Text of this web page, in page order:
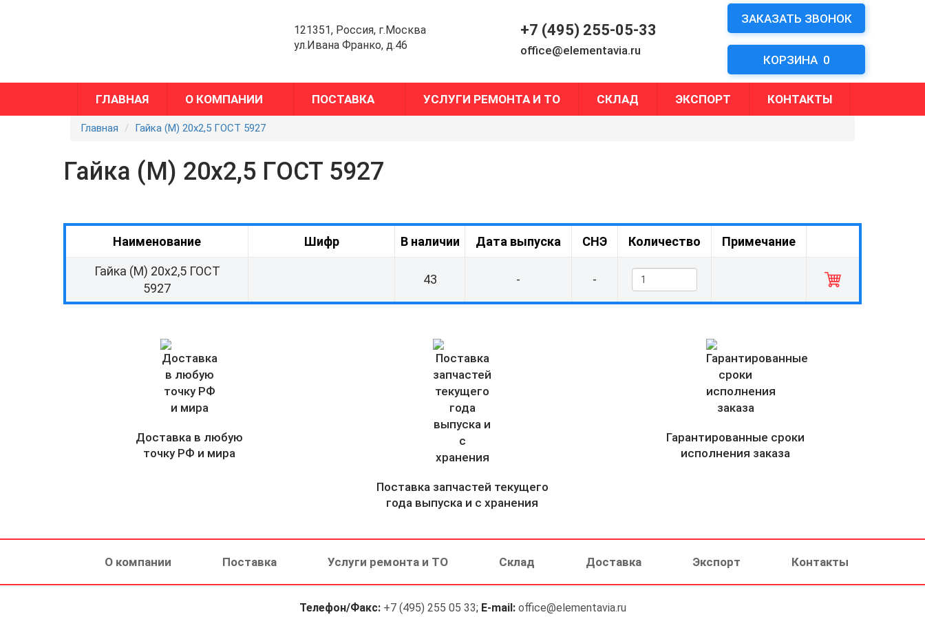
121351, Россия, г.Москва
ул.Ивана Франко, д.46
+7 (495) 255-05-33
office@elementavia.ru
ЗАКАЗАТЬ ЗВОНОК
КОРЗИНА 0
ГЛАВНАЯ О КОМПАНИИ ПОСТАВКА УСЛУГИ РЕМОНТА И ТО СКЛАД ЭКСПОРТ КОНТАКТЫ
Главная Гайка (М) 20х2,5 ГОСТ 5927
Гайка (М) 20х2,5 ГОСТ 5927
Наименование Шифр В наличии Дата выпуска СНЭ Количество Примечание
Гайка (М) 20х2,5 ГОСТ
5927
43 - -
Доставка в любую
точку РФ и мира
Поставка запчастей текущего
года выпуска и с хранения
Гарантированные сроки
исполнения заказа
О компании Поставка Услуги ремонта и ТО Склад Доставка Экспорт Контакты
Телефон/Факс: +7 (495) 255 05 33; E-mail: office@elementavia.ru